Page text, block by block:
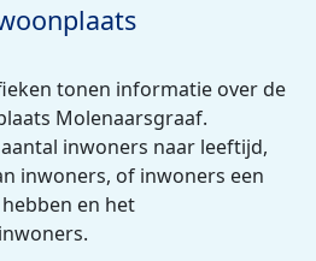
tonen informatie over de
Molenaarsgraaf.
inwoners naar leeftijd,
inwoners, of inwoners een
en het